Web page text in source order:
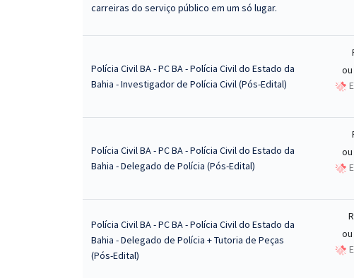
carreiras do serviço público em um só lugar.
Polícia Civil BA - PC BA - Polícia Civil do Estado da
Bahia - Investigador de Polícia Civil (Pós-Edital)
Polícia Civil BA - PC BA - Polícia Civil do Estado da
Bahia - Delegado de Polícia (Pós-Edital)
Polícia Civil BA - PC BA - Polícia Civil do Estado da
Bahia - Delegado de Polícia + Tutoria de Peças
(Pós-Edital)